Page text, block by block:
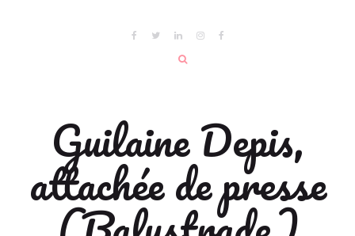
Guilaine Depis,
attachée de presse